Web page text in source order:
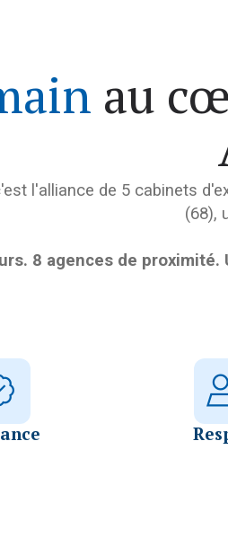
au
l'alliance de 5 cabinets
(68),
8 agences de